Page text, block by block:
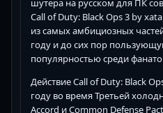
шутера на русском для ПК
Call of Duty: Black Ops 3 by
из самых амбициозных
году и до сих пор
популярностью среди
Действие Call of Duty: Black
году во время Третьей
Accord и Common Defense